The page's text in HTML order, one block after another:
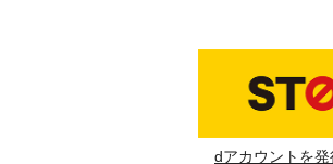
dアカウントを発